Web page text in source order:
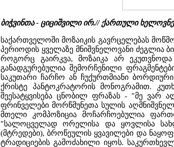
ბიჭვინთა - ციციშვილი ირ.// ქართული
საქართველოში მოზაიკის გავრცელებას
პერიოდის ყველაზე მნიშვნელოვანი ძეგლია
როგორც გაირკვა, მოზაიკა არ
განადგურებულია შემორჩენილი
საკუთარი ჩარჩო ან ჩუქურთმიანი
ქრისტე პანტოკრატორის მონოგრამით.
შეესატყვისება ცნობილ ფრაზას - "მე ვარ
ფრინველები მორწმუნეთა სულის
მთელი კომპოზიცია მოჩარჩოებულია
"სალოცველად ორელისა და ყოვლისა
(მტრედები), ბროწეულის ყვავილები და
ტრადიციების გამოძახილი იყოს.